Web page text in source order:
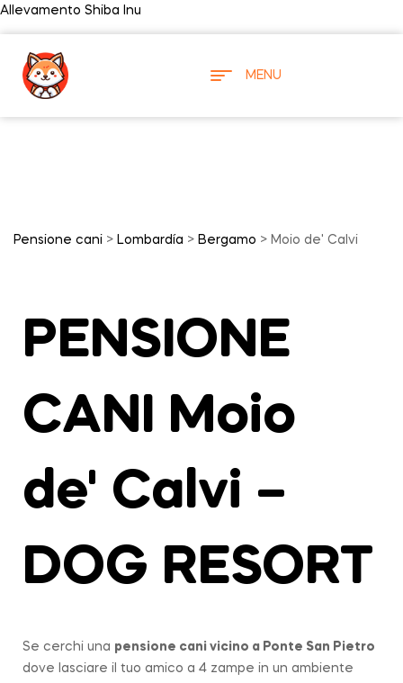
Allevamento Shiba Inu
MENU
Pensione cani > Lombardía > Bergamo > Moio de' Calvi
PENSIONE
CANI Moio
de' Calvi –
DOG RESORT
Se cerchi una pensione cani vicino a Ponte San Pietro
dove lasciare il tuo amico a 4 zampe in un ambiente